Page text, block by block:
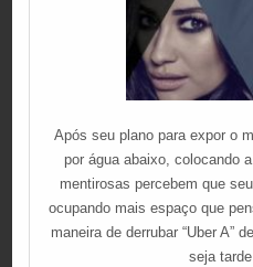
Após seu plano para expor o
por água abaixo, colocando
mentirosas percebem que
ocupando mais espaço que
maneira de derrubar “Uber A”
seja